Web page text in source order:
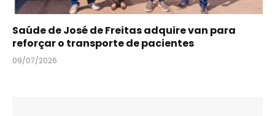
Saúde de José de Freitas adquire van para
reforçar o transporte de pacientes
09/07/2026